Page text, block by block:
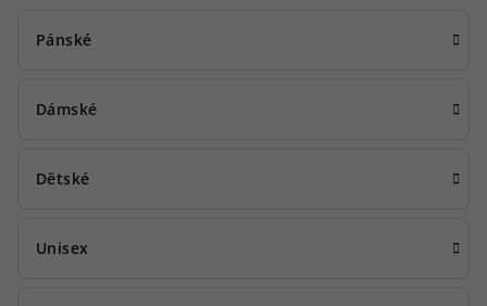
Pánské
Dámské
Dětské
Unisex